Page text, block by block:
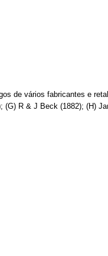
de vários fabricantes e
R & J Beck (1882); (H)